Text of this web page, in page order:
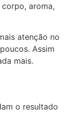
aroma,
atenção no
Assim
mais.
o resultado